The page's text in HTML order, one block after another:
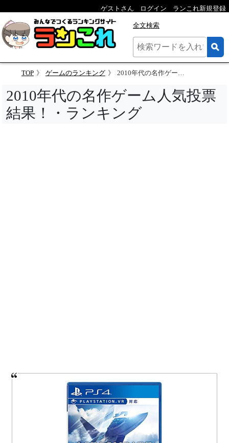
ゲストさん ログイン ランこれ新規登録
全文検索
TOP ゲームのランキング 2010年代の名作ゲーム人気投票結果！・ランキング
2010年代の名作ゲーム人気投票
結果！・ランキング